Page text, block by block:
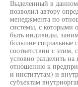
Выделенный в данном
позволил автору
менеджмента по
системы, с которыми
быть индивиды,
большие социальные
соответствии с
условно разделить
отношению к
и институтам) и
субъектам